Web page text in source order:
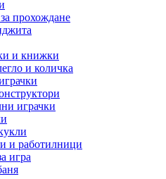
прохождане
и книжки
и количка
играчки
и работилници
игра